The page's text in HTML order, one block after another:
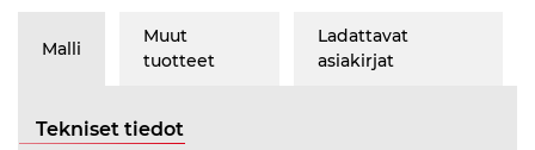
Malli
Muut
tuotteet
Ladattavat
asiakirjat
Tekniset tiedot